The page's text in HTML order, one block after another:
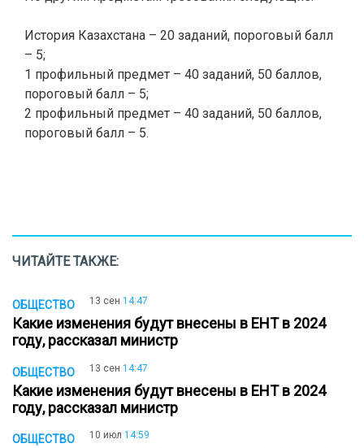
История Казахстана – 20 заданий, пороговый балл
– 5;
1 профильный предмет – 40 заданий, 50 баллов,
пороговый балл – 5;
2 профильный предмет – 40 заданий, 50 баллов,
пороговый балл – 5.
ЧИТАЙТЕ ТАКЖЕ:
ОБЩЕСТВО 13 сен 14:47
Какие изменения будут внесены в ЕНТ в 2024
году, рассказал министр
ОБЩЕСТВО 13 сен 14:47
Какие изменения будут внесены в ЕНТ в 2024
году, рассказал министр
ОБЩЕСТВО 10 июл 14:59